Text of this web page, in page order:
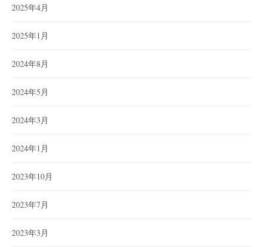
2025年4月
2025年1月
2024年8月
2024年5月
2024年3月
2024年1月
2023年10月
2023年7月
2023年3月